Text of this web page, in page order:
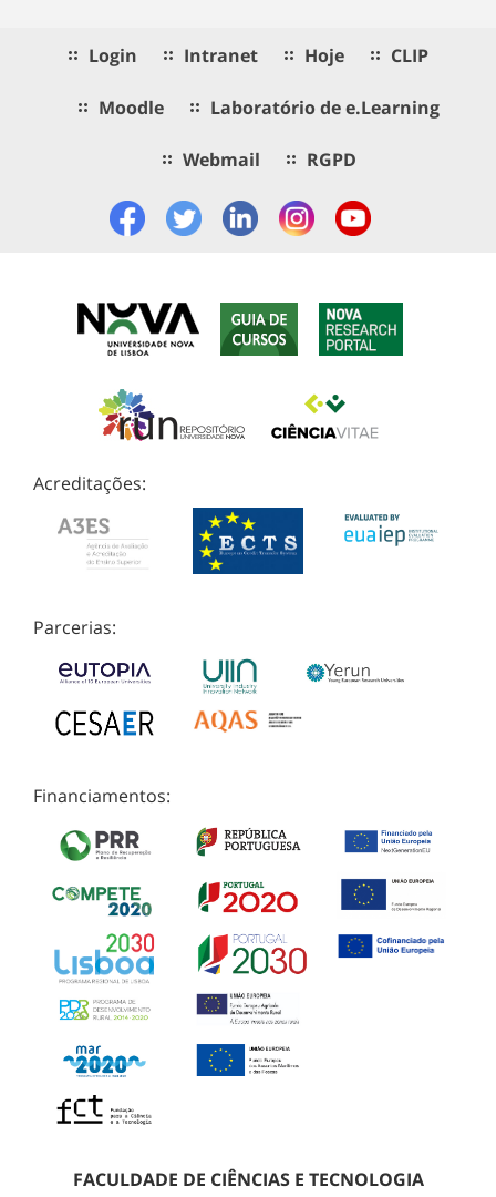
Login Intranet Hoje CLIP
Moodle Laboratório de e.Learning
Webmail RGPD
Acreditações:
Parcerias:
Financiamentos:
FACULDADE DE CIÊNCIAS E TECNOLOGIA